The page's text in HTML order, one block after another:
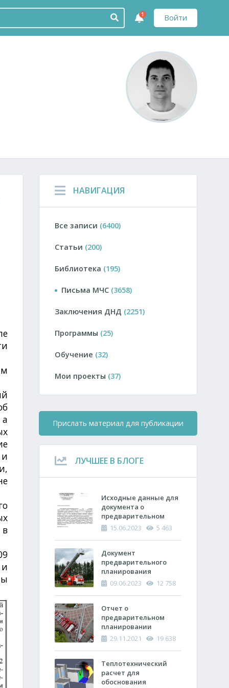
Войти
1
НАВИГАЦИЯ
Все записи (6400)
Статьи (200)
Библиотека (195)
Письма МЧС (3658)
Заключения ДНД (2251)
Программы (25)
Обучение (32)
Мои проекты (37)
Прислать материал для публикации
ЛУЧШЕЕ В БЛОГЕ
Исходные данные для
документа о
предварительном
планировании
подразделений по
тушению пожара
15.06.2023 5 463
Документ
предварительного
планирования
действий по тушению
спасательных работ
(ОПП)
09.06.2023 12 758
Отчет о
предварительном
планировании
действий пожарно-
тушению пожара и
проведению
аварийно-
29.11.2021 19 638
Теплотехнический
расчет ​для
обоснования